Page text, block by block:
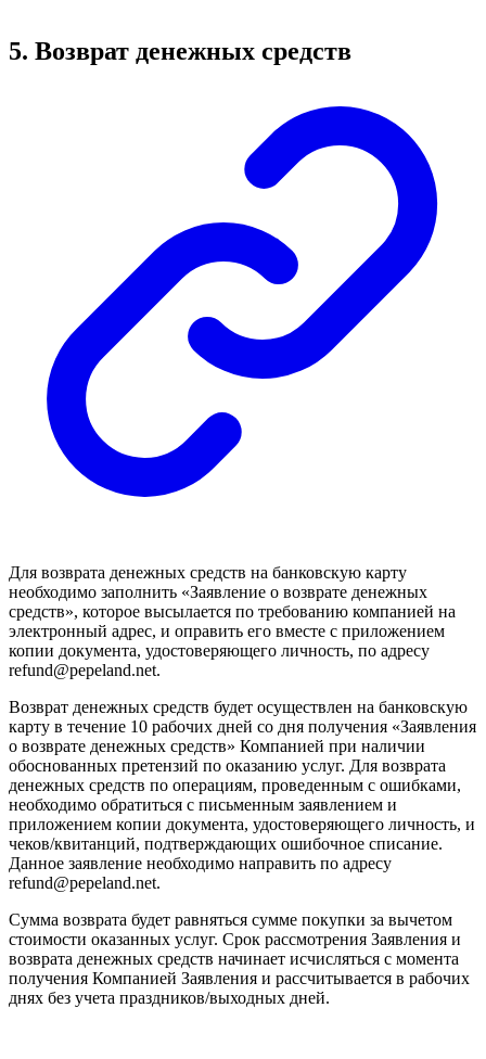
5. Возврат денежных средств
Для возврата денежных средств на банковскую карту
необходимо заполнить «Заявление о возврате денежных
средств», которое высылается по требованию компанией на
электронный адрес, и оправить его вместе с приложением
копии документа, удостоверяющего личность, по адресу
refund@pepeland.net.
Возврат денежных средств будет осуществлен на банковскую
карту в течение 10 рабочих дней со дня получения «Заявления
о возврате денежных средств» Компанией при наличии
обоснованных претензий по оказанию услуг. Для возврата
денежных средств по операциям, проведенным с ошибками,
необходимо обратиться с письменным заявлением и
приложением копии документа, удостоверяющего личность, и
чеков/квитанций, подтверждающих ошибочное списание.
Данное заявление необходимо направить по адресу
refund@pepeland.net.
Сумма возврата будет равняться сумме покупки за вычетом
стоимости оказанных услуг. Срок рассмотрения Заявления и
возврата денежных средств начинает исчисляться с момента
получения Компанией Заявления и рассчитывается в рабочих
днях без учета праздников/выходных дней.